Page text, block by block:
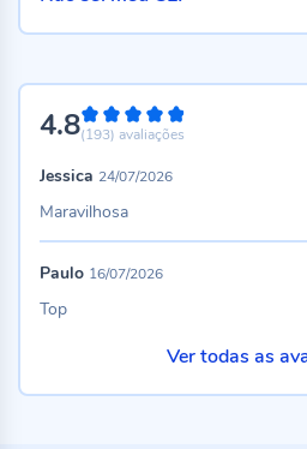
4.896%
(193) avaliações
Jessica 24/07/2026
Maravilhosa
Paulo 16/07/2026
Top
Ver todas as